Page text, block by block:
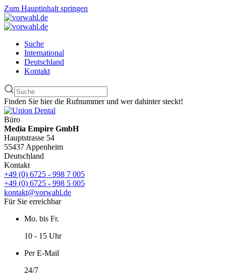
Zum Hauptinhalt springen
Suche
International
Deutschland
Kontakt
Finden Sie hier die Rufnummer und wer dahinter steckt!
Büro
Media Empire GmbH
Hauptstrasse 54
55437 Appenheim
Deutschland
Kontakt
+49 (0) 6725 - 998 7 005
+49 (0) 6725 - 998 5 005
kontakt@vorwahl.de
Für Sie erreichbar
Mo. bis Fr.
10 - 15 Uhr
Per E-Mail
24/7